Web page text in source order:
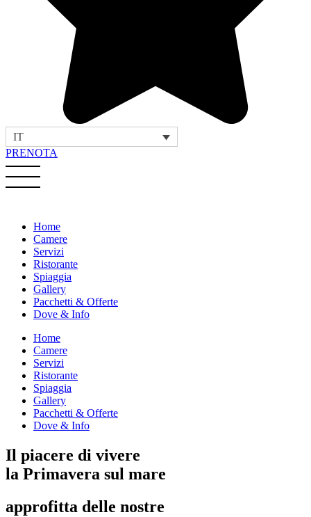
IT
PRENOTA
Home
Camere
Servizi
Ristorante
Spiaggia
Gallery
Pacchetti & Offerte
Dove & Info
Home
Camere
Servizi
Ristorante
Spiaggia
Gallery
Pacchetti & Offerte
Dove & Info
Il piacere di vivere
la Primavera sul mare
approfitta delle nostre